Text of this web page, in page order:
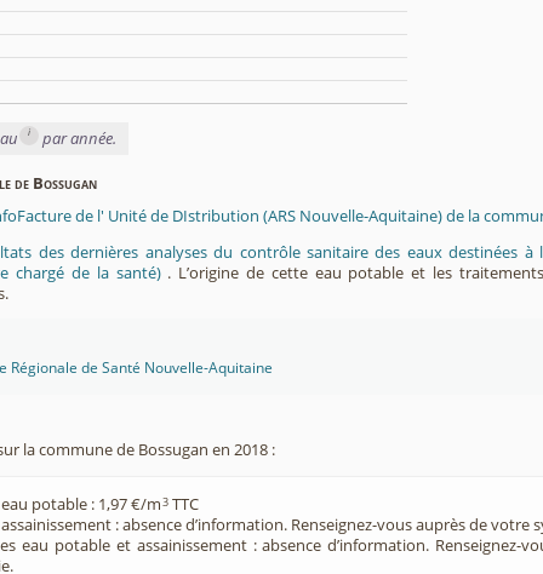
i par année.
de Bossugan
de l' Unité de DIstribution (ARS Nouvelle-Aquitaine) de la
des dernières analyses du contrôle sanitaire des eaux destinées
chargé de la santé) . L’origine de cette eau potable et les
Régionale de Santé Nouvelle-Aquitaine
la commune de Bossugan en 2018 :
potable : 1,97 €/m3 TTC
: absence d’information. Renseignez-vous auprès de votre
eau potable et assainissement : absence d’information. Renseignez-